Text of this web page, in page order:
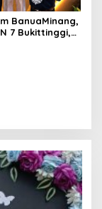
BanuaMinang,
N 7 Bukittinggi,
Jam
Bukittinggi